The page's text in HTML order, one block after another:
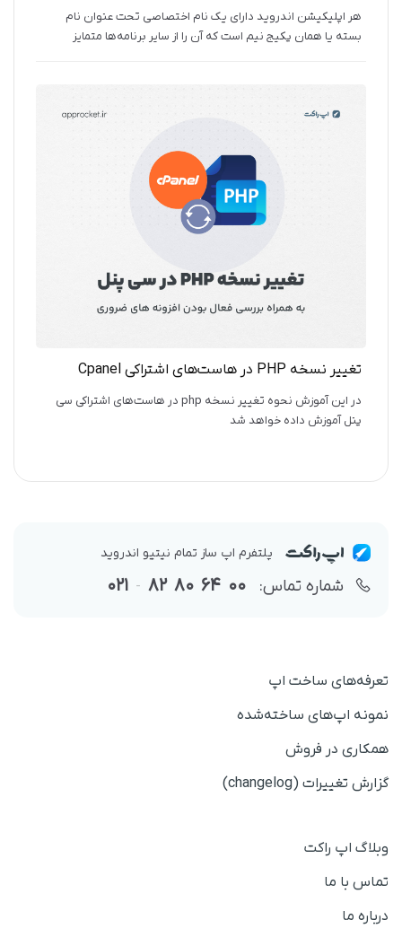
هر اپلیکیشن اندروید دارای یک نام اختصاصی تحت عنوان نام
بسته یا همان پکیج نیم است که آن را از سایر برنامه‌ها متمایز
تغییر نسخه PHP در هاست‌های اشتراکی Cpanel
در این آموزش نحوه تغییر نسخه php در هاست‌های اشتراکی سی
پنل آموزش داده خواهد شد
پلتفرم اپ ساز تمام نیتیو اندروید
شماره تماس: 021 - 82 80 64 00
تعرفه‌های ساخت اپ
نمونه اپ‌های ساخته‌شده
همکاری در فروش
گزارش تغییرات (changelog)
وبلاگ اپ راکت
تماس با ما
درباره ما